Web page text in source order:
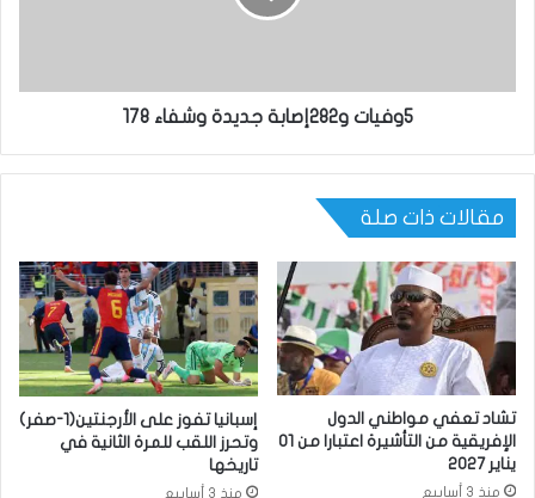
5وفيات و282إصابة جديدة وشفاء 178
مقالات ذات صلة
تشاد تعفي مواطني الدول
الإفريقية من التأشيرة اعتبارا من 01
يناير 2027
منذ 3 أسابيع
إسبانيا تفوز على الأرجنتين(1-صفر)
وتحرز اللقب للمرة الثانية في
تاريخها
منذ 3 أسابيع